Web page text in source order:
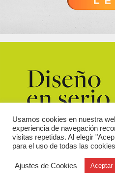
Usamos cookies en nuestra
experiencia de navegación
visitas repetidas. Al elegir
para el uso de todas las
Ajustes de Cookies Aceptar